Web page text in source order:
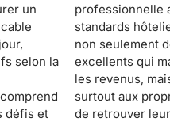
un
selon la
défis et
aux